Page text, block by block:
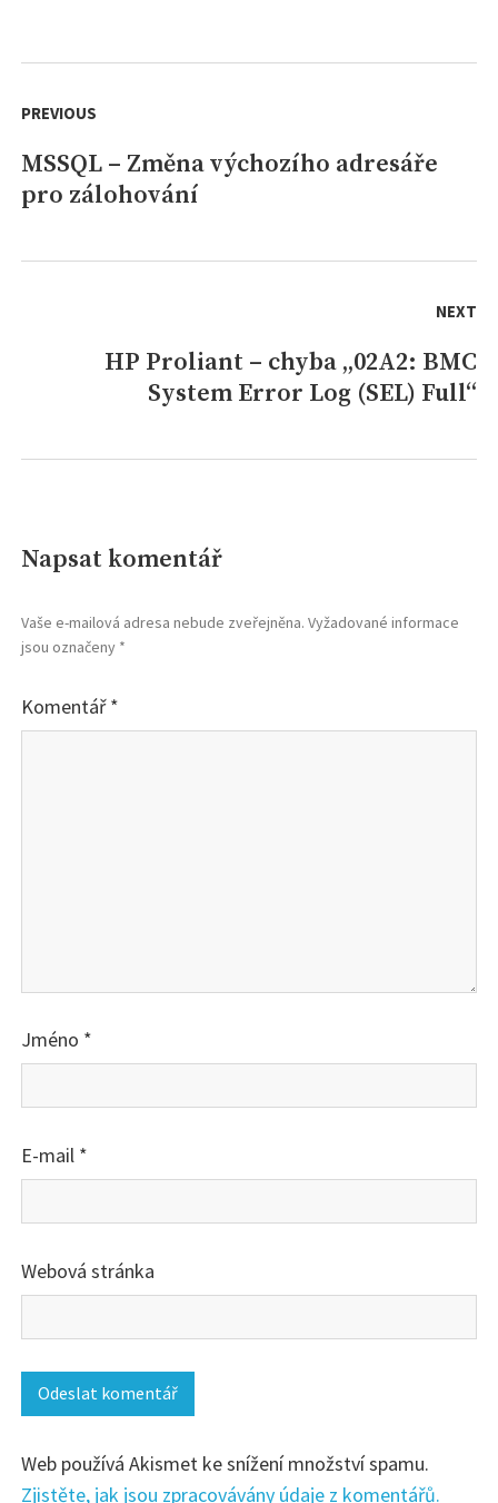
Server
0x8007007B
pro
příspěvek
PREVIOUS
Previous
post:
MSSQL – Změna výchozího adresáře
pro zálohování
NEXT
HP Proliant – chyba „02A2: BMC
System Error Log (SEL) Full“
Napsat komentář
Vaše e-mailová adresa nebude zveřejněna. Vyžadované informace
jsou označeny *
Komentář*
Jméno *
E-mail *
Webová stránka
Web používá Akismet ke snížení množství spamu.
Zjistěte, jak jsou zpracovávány údaje z komentářů.